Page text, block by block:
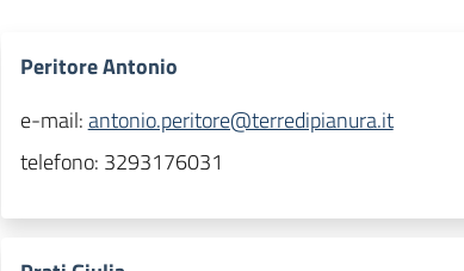
Peritore Antonio
e-mail:antonio.peritore@terredipianura.it
telefono: 3293176031